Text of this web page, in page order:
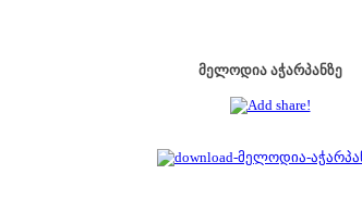
მელოდია აჭარპანზე